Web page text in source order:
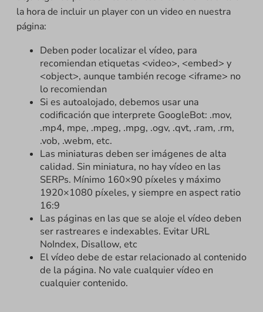
la hora de incluir un player con un video en nuestra
página:
Deben poder localizar el vídeo, para
recomiendan etiquetas <video>, <embed> y
<object>, aunque también recoge <iframe> no
lo recomiendan
Si es autoalojado, debemos usar una
codificación que interprete GoogleBot: .mov,
.mp4, mpe, .mpeg, .mpg, .ogv, .qvt, .ram, .rm,
.vob, .webm, etc.
Las miniaturas deben ser imágenes de alta
calidad. Sin miniatura, no hay vídeo en las
SERPs. Mínimo 160×90 píxeles y máximo
1920×1080 píxeles, y siempre en aspect ratio
16:9
Las páginas en las que se aloje el vídeo deben
ser rastreares e indexables. Evitar URL
NoIndex, Disallow, etc
El vídeo debe de estar relacionado al contenido
de la página. No vale cualquier vídeo en
cualquier contenido.